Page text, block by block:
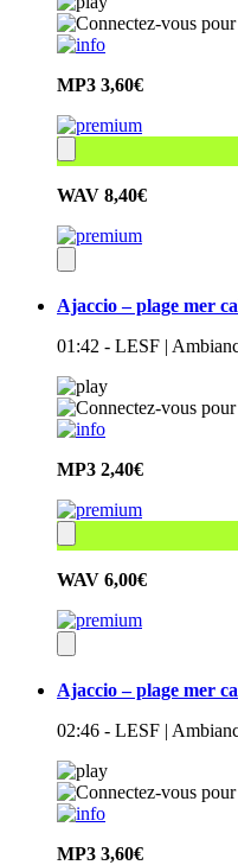
MP3 3,60€
WAV 8,40€
Ajaccio – plage mer
01:42 - LESF |
MP3 2,40€
WAV 6,00€
Ajaccio – plage mer
02:46 - LESF |
MP3 3,60€